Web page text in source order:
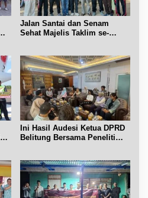
Jalan Santai dan Senam
Sehat Majelis Taklim se-
Ini Hasil Audesi Ketua DPRD
Belitung Bersama Peneliti